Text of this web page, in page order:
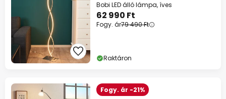
Bobi LED álló lámpa, íves
62 990 Ft
Fogy. ár79 490 Ft
Raktáron
Fogy. ár -21%